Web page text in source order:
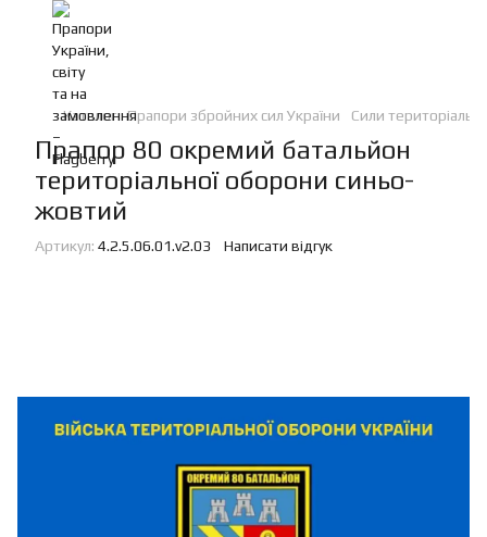
Каталог Прапори збройних сил України Сили
Прапор 80 окремий батальйон
територіальної оборони синьо-
жовтий
Артикул: 4.2.5.06.01.v2.03 Написати відгук